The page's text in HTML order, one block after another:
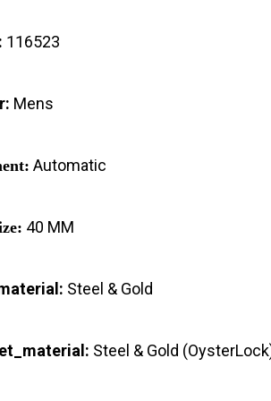
116523
Mens
Automatic
40 MM
Steel & Gold
Steel & Gold